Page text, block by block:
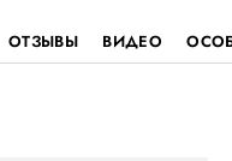
ОТЗЫВЫ ВИДЕО